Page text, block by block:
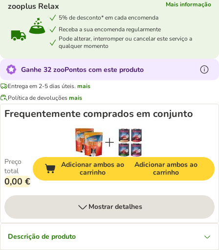
zooplus Relax
Mais informação
5% de desconto* em cada encomenda
Receba a sua encomenda regularmente
Pode alterar, interromper ou cancelar este serviço a
qualquer momento
Ganhe 32 zooPontos com este produto
Entrega em 2-5 dias úteis. mais
Política de devoluçõesmais
Frequentemente comprados em conjunto
Preço
total
0,00 €
Adicionar ambos ao
carrinho
Adicionar ambos ao
carrinho
Mostrar detalhes
Descrição de produto